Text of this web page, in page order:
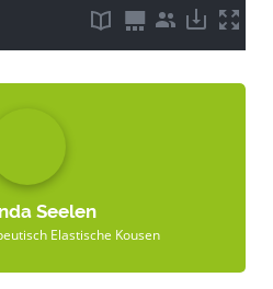
Seelen
Elastische Kousen